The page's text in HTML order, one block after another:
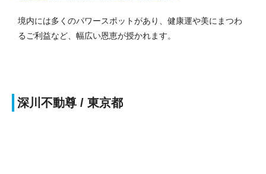
境内には多くのパワースポットがあり、健康運や美にまつわ
るご利益など、幅広い恩恵が授かれます。
深川不動尊 / 東京都